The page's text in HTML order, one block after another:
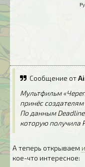
Сообщение от
Мультфильм
принёс
По данным
которую получила
А теперь открываем
кое-что интересное: